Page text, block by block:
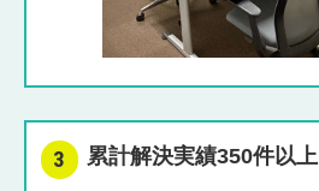
累計解決実績350件以上